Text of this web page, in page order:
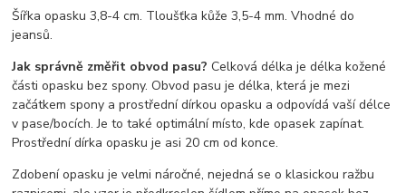
Šířka opasku 3,8-4 cm. Tloušťka kůže 3,5-4 mm. Vhodné do
jeansů.
Jak správně změřit obvod pasu?Celková délka je délka kožené
části opasku bez spony. Obvod pasu je délka, která je mezi
začátkem spony a prostřední dírkou opasku a odpovídá vaší délce
v pase/bocích. Je to také optimální místo, kde opasek zapínat.
Prostřední dírka opasku je asi 20 cm od konce.
Zdobení opasku je velmi náročné, nejedná se o klasickou ražbu